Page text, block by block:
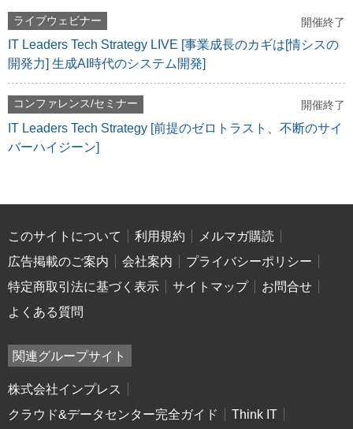
ライブウェビナー 開催終了
IT Leaders Tech Strategy LIVE [事業成長のカギは[情シスの
開発力] 生成AI時代のシステム開発]
コンファレンス/セミナー 開催終了
IT Leaders Tech Strategy [前提のゼロトラスト、不断のサイ
バーハイジーン]
このサイトについて 利用規約
メルマガ購読
広告掲載のご案内
会社案内
プライバシーポリシー
特定商取引法に基づく表示
サイトマップ
お問合せ
よくある質問
関連グループサイト
株式会社インプレス
クラウド&データセンター完全ガイド
Think IT